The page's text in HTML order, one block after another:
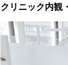
クリニック内観